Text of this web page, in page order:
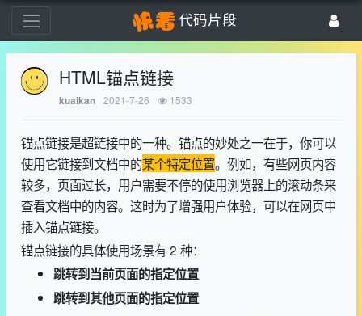
代码片段
HTML锚点链接
kuaikan 2021-7-26 1533
锚点链接是超链接中的一种。锚点的妙处之一在于，你可以
使用它链接到文档中的某个特定位置。例如，有些网页内容
较多，页面过长，用户需要不停的使用浏览器上的滚动条来
查看文档中的内容。这时为了增强用户体验，可以在网页中
插入锚点链接。
锚点链接的具体使用场景有 2 种：
跳转到当前页面的指定位置
跳转到其他页面的指定位置